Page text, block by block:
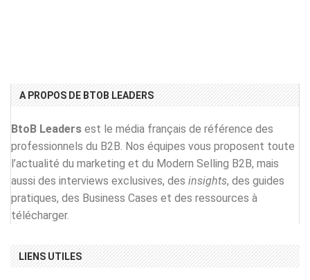
A PROPOS DE BTOB LEADERS
BtoB Leaders est le média français de référence des
professionnels du B2B. Nos équipes vous proposent toute
l’actualité du marketing et du Modern Selling B2B, mais
aussi des interviews exclusives, des insights, des guides
pratiques, des Business Cases et des ressources à
télécharger.
LIENS UTILES